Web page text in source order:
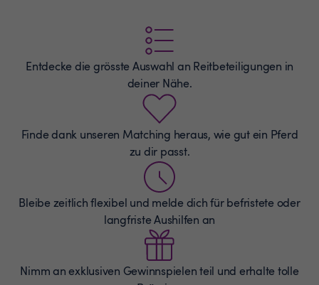
Entdecke die grösste Auswahl an Reitbeteiligungen in
deiner Nähe.
Finde dank unseren Matching heraus, wie gut ein Pferd
zu dir passt.
Bleibe zeitlich flexibel und melde dich für befristete oder
langfriste Aushilfen an
Nimm an exklusiven Gewinnspielen teil und erhalte tolle